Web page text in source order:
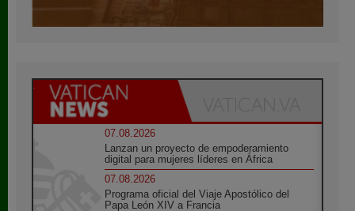
07.08.2026
Lanzan un proyecto de empoderamiento
digital para mujeres líderes en África
07.08.2026
Programa oficial del Viaje Apostólico del
Papa León XIV a Francia